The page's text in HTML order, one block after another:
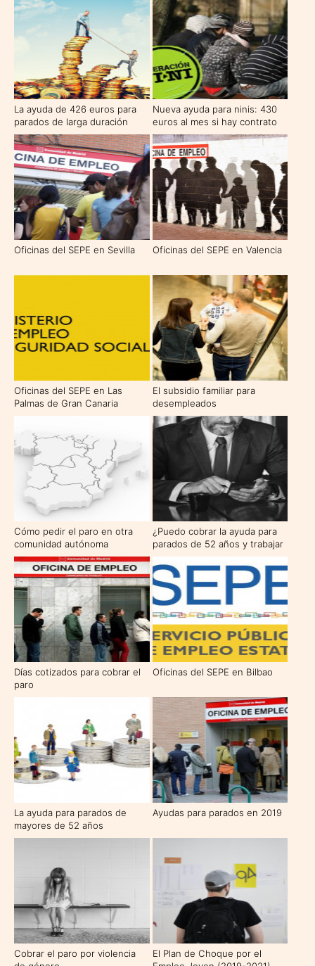
La ayuda de 426 euros para
parados de larga duración
Nueva ayuda para ninis: 430
euros al mes si hay contrato
de formación
Oficinas del SEPE en Sevilla Oficinas del SEPE en Valencia
Oficinas del SEPE en Las
Palmas de Gran Canaria
El subsidio familiar para
desempleados
Cómo pedir el paro en otra
comunidad autónoma
¿Puedo cobrar la ayuda para
parados de 52 años y trabajar
al mismo tiempo?
Días cotizados para cobrar el
paro
Oficinas del SEPE en Bilbao
La ayuda para parados de
mayores de 52 años
Ayudas para parados en 2019
Cobrar el paro por violencia
El Plan de Choque por el